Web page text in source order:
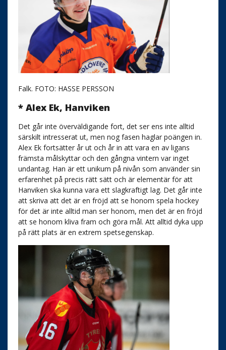
Falk. FOTO: HASSE PERSSON
* Alex Ek, Hanviken
Det går inte överväldigande fort, det ser ens inte alltid
särskilt intresserat ut, men nog fasen haglar poängen in.
Alex Ek fortsätter år ut och år in att vara en av ligans
främsta målskyttar och den gångna vintern var inget
undantag. Han är ett unikum på nivån som använder sin
erfarenhet på precis rätt sätt och är elementär för att
Hanviken ska kunna vara ett slagkraftigt lag. Det går inte
att skriva att det är en fröjd att se honom spela hockey
för det är inte alltid man ser honom, men det är en fröjd
att se honom kliva fram och göra mål. Att alltid dyka upp
på rätt plats är en extrem spetsegenskap.